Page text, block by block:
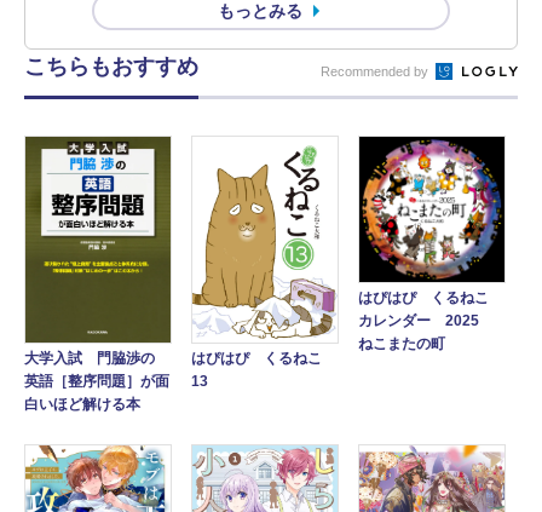
もっとみる
こちらもおすすめ Recommended by
大学入試 門脇渉の
英語［整序問題］が面
白いほど解ける本
はぴはぴ くるねこ
13
はぴはぴ くるねこ
カレンダー 2025
ねこまたの町